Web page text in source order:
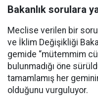
Bakanlık sorulara
Meclise verilen bir
ve İklim Değişikliği
gemide “mütemmim
bulunmadığı öne
tamamlamış her
olduğunu vurguluyor.